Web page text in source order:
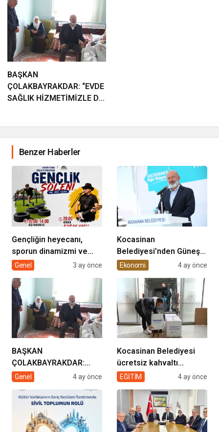
BAŞKAN
ÇOLAKBAYRAKDAR: “EVDE
SAĞLIK HİZMETİMİZLE DE
Benzer Haberler
Gençliğin heyecanı,
sporun dinamizmi ve
müziğin coşkusu
geliyor!
Genel 3 ay önce
Kocasinan
Belediyesi’nden Güneş
Enerjisi Hamlesi
Ekonomi 4 ay önce
BAŞKAN
ÇOLAKBAYRAKDAR:
“EVDE SAĞLIK
GÖNÜLLERE
DOKUNUYORUZ”
Genel 4 ay önce
Kocasinan Belediyesi
ücretsiz kahvaltı
desteği projesi
EĞİTİM 4 ay önce